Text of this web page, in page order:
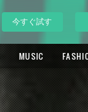
今すぐ試す
MUSIC